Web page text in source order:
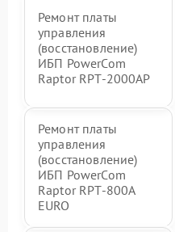
Ремонт платы
управления
(восстановление)
ИБП PowerCom
Raptor RPT-2000AP
Ремонт платы
управления
(восстановление)
ИБП PowerCom
Raptor RPT-800A
EURO